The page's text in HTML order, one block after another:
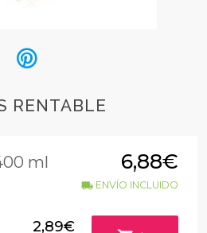
RENTABLE
ml 6,88€
local_shippingENVÍO INCLUIDO
2,89€